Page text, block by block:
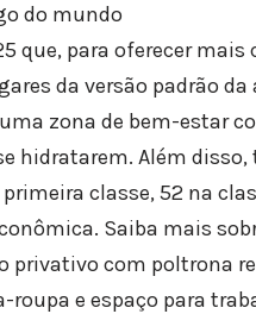
do mundo
que, para oferecer
da versão padrão da
zona de bem-estar
hidratarem. Além
classe, 52 na
Saiba mais
com poltrona
e espaço para